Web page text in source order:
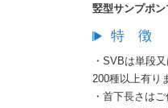
竪型サンプポン
特 徴
・SVBは単段
200種以上有り
・首下長さは